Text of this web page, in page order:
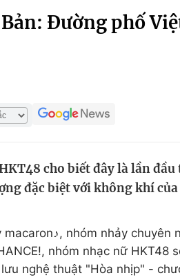
sinh
Thị
Đường phố
cho biết đây là lần đầu
đặc biệt với không khí
nhóm nhảy chuyên
nhóm nhạc nữ HKT48
nghệ thuật "Hòa nhịp" -